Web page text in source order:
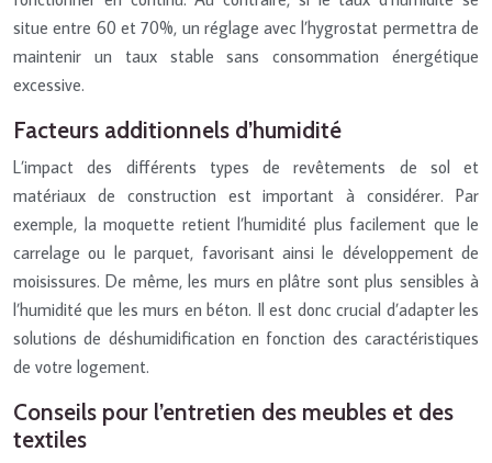
situe entre 60 et 70%, un réglage avec l’hygrostat permettra de
maintenir un taux stable sans consommation énergétique
excessive.
Facteurs additionnels d’humidité
L’impact des différents types de revêtements de sol et
matériaux de construction est important à considérer. Par
exemple, la moquette retient l’humidité plus facilement que le
carrelage ou le parquet, favorisant ainsi le développement de
moisissures. De même, les murs en plâtre sont plus sensibles à
l’humidité que les murs en béton. Il est donc crucial d’adapter les
solutions de déshumidification en fonction des caractéristiques
de votre logement.
Conseils pour l’entretien des meubles et des
textiles